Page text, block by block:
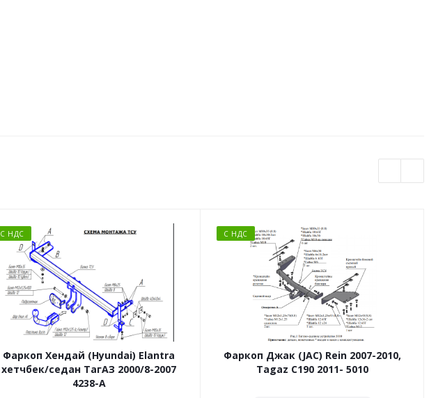
С НДС
Фаркоп Хендай (Hyundai) Elantra
хетчбек/седан ТагАЗ 2000/8-2007
4238-A
С НДС
Фаркоп Джак (JAC) Rein 2007-2010,
Tagaz C190 2011- 5010